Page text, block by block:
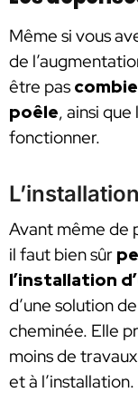
Même si vous
de
être pas
poêle, ainsi
fonctionner.
Avant même de
il faut bien sûr
l’installation
d’une solution
cheminée. Elle
moins de
et à l’installation.